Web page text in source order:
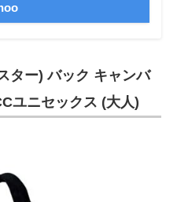
ター) バック キャンバ
ユニセックス (大人)